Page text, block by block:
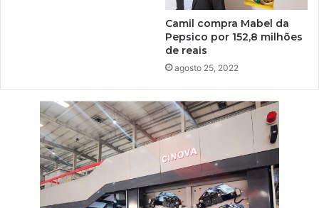
Camil compra Mabel da
Pepsico por 152,8 milhões
de reais
agosto 25, 2022